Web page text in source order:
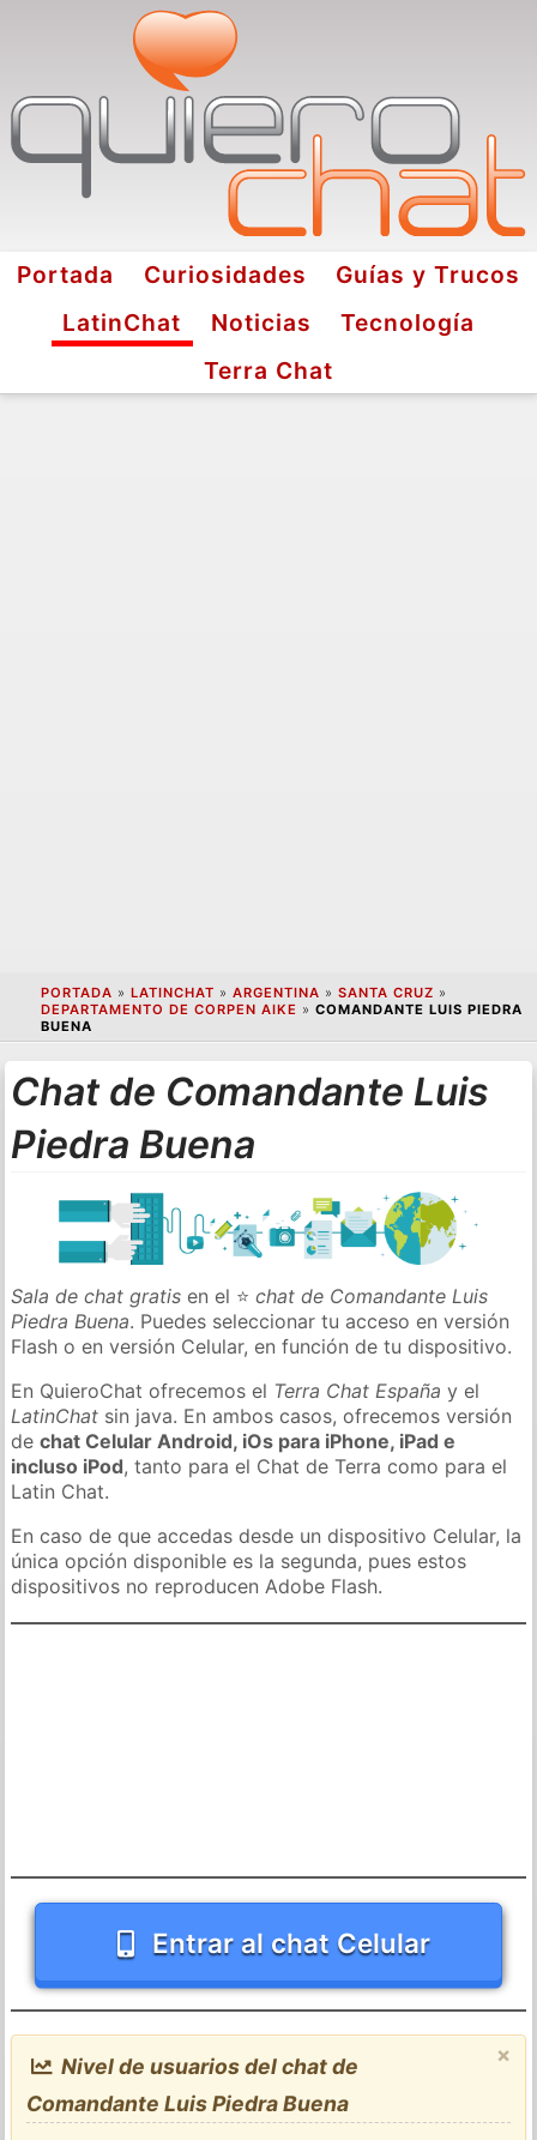
Portada Curiosidades
Guías y Trucos
LatinChat
Noticias
Tecnología
Terra Chat
PORTADA » LATINCHAT » ARGENTINA » SANTA CRUZ »
DEPARTAMENTO DE CORPEN AIKE » COMANDANTE LUIS PIEDRA
BUENA
Chat de Comandante Luis
Piedra Buena
Sala de chat gratis en el ⭐chat de Comandante Luis
Piedra Buena. Puedes seleccionar tu acceso en versión
Flash o en versión Celular, en función de tu dispositivo.
En QuieroChat ofrecemos el Terra Chat España y el
LatinChat sin java. En ambos casos, ofrecemos versión
dechat Celular Android, iOs para iPhone, iPad e
incluso iPod, tanto para el Chat de Terra como para el
Latin Chat.
En caso de que accedas desde un dispositivo Celular, la
única opción disponible es la segunda, pues estos
dispositivos no reproducen Adobe Flash.
Entrar al chat Celular
×
Nivel de usuarios del chat de
Comandante Luis Piedra Buena